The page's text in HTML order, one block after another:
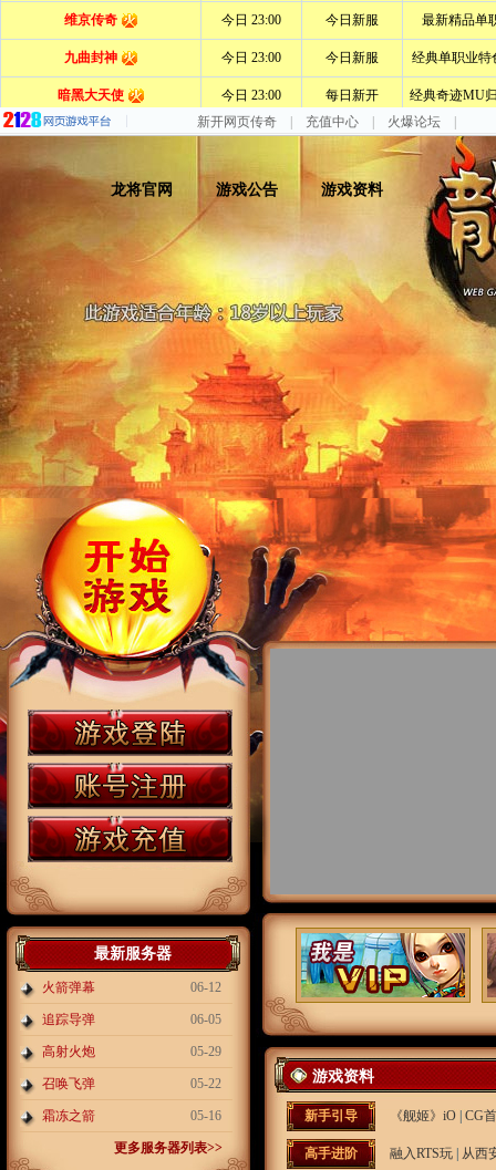
新开网页传奇 充值中心 火爆论坛
龙将官网 游戏公告 游戏资料
最新服务器
06-12
火箭弹幕
06-05
追踪导弹
05-29
高射火炮
05-22
召唤飞弹
05-16
霜冻之箭
更多服务器列表>>
游戏资料
新手引导 《舰姬》iO CG
高手进阶 融入RTS玩 从西